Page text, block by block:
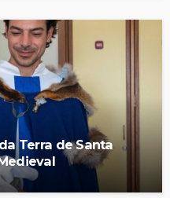
Terra de Santa